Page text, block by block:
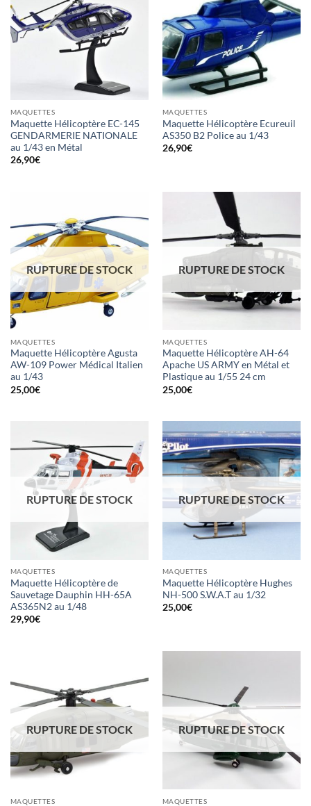
MAQUETTES
Maquette Hélicoptère EC-145
GENDARMERIE NATIONALE
au 1/43 en Métal
26,90€
MAQUETTES
Maquette Hélicoptère Ecureuil
AS350 B2 Police au 1/43
26,90€
RUPTURE DE STOCK
MAQUETTES
Maquette Hélicoptère Agusta
AW-109 Power Médical Italien
au 1/43
25,00€
RUPTURE DE STOCK
MAQUETTES
Maquette Hélicoptère AH-64
Apache US ARMY en Métal et
Plastique au 1/55 24 cm
25,00€
RUPTURE DE STOCK
MAQUETTES
Maquette Hélicoptère de
Sauvetage Dauphin HH-65A
AS365N2 au 1/48
29,90€
RUPTURE DE STOCK
MAQUETTES
Maquette Hélicoptère Hughes
NH-500 S.W.A.T au 1/32
25,00€
RUPTURE DE STOCK
MAQUETTES
RUPTURE DE STOCK
MAQUETTES